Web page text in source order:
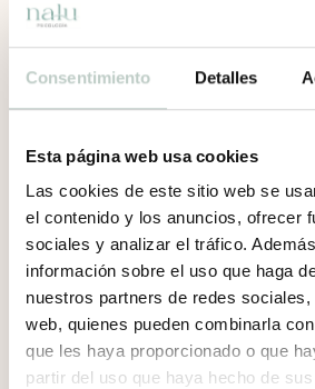
Consentimiento Detalles
Esta página web usa cookies
Las cookies de este sitio web se
el contenido y los anuncios, ofrecer
sociales y analizar el tráfico.
información sobre el uso que haga
nuestros partners de redes
web, quienes pueden combinarla
que les haya proporcionado o que
partir del uso que haya hecho de
juicio para crear un sentido a
necesitamos crearnos un
pasar.
¿Dónde pones el foco?
Yo te invito a que veas
el
perspectiva. Ante cualquier
puedas vivir con la otra
Piensa. ¿Qué pasa por su
Te invito a que prestes
realmente tienes delante para